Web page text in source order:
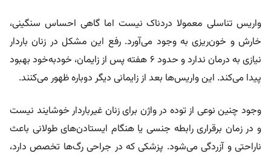
واریس تناسلی معمولا دردناک نیست اما گاهی احساس سنگینی،
خارش و خون‌ریزی به وجود می‌آورد. رفع این مشکل در زنان باردار
نیازی به درمان ندارد و حدود ۶ هفته پس از زایمان، خودبه‌خود بهبود
پیدا می‌کند. این واریس‌ها بعد از زایمانی دیگر دوباره ظهور می‌کنند.
وجود چنین نوعی از توده در واژن برای زنان غیرباردار خوشایند نیست
و در زمان برقراری رابطه جنسی یا هنگام ایستادن‌های طولانی باعث
ناراحتی و آزردگی می‌شود. پزشکی که در جراحی رگ‌ها تخصص دارد،